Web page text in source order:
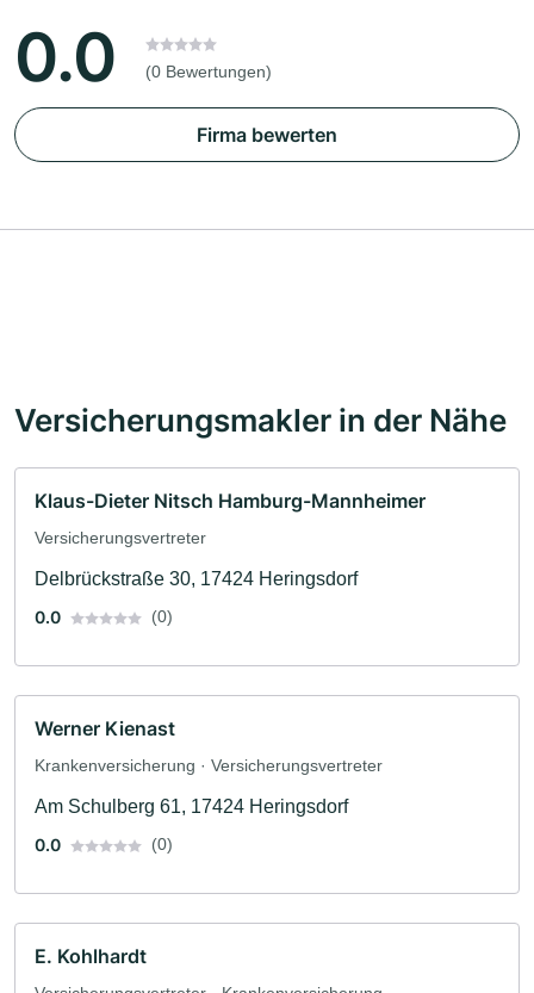
0.0 (0 Bewertungen)
Firma bewerten
Versicherungsmakler in der Nähe
Klaus-Dieter Nitsch Hamburg-Mannheimer
Versicherungsvertreter
Delbrückstraße 30, 17424 Heringsdorf
0.0
(0)
Werner Kienast
Krankenversicherung · Versicherungsvertreter
Am Schulberg 61, 17424 Heringsdorf
0.0
(0)
E. Kohlhardt